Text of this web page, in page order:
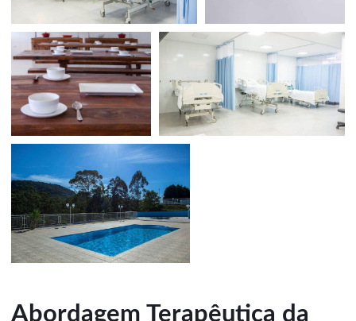
Abordagem Terapêutica da